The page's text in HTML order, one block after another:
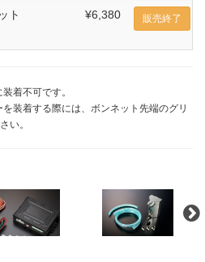
ト ¥6,380 販売終了
着不可です。
装着する際には、ボンネット先端のグリ
い。